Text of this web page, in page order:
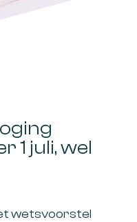
1 juli, wel
wetsvoorstel